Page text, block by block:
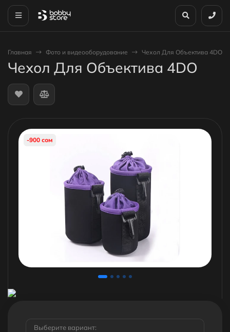
Главная Фото и видеооборудование Чехол Для Объектива 4DO
Чехол Для Объектива 4DO
-900 сом
Выберите вариант: